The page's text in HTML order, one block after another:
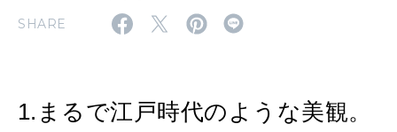
WORK&MONEY
いい人生って？
MAGAZINE
特集
SHARE
1.まるで江戸時代のような美観。